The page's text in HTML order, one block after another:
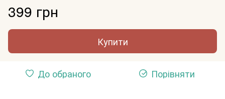
399 грн
Купити
До обраного Порівняти